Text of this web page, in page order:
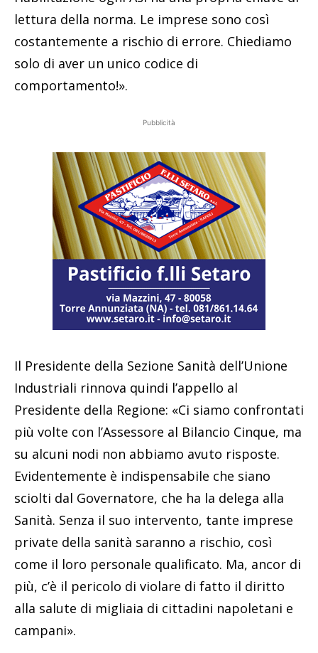
lettura della norma. Le imprese sono così
costantemente a rischio di errore. Chiediamo
solo di aver un unico codice di
comportamento!».
Pubblicità
Il Presidente della Sezione Sanità dell’Unione
Industriali rinnova quindi l’appello al
Presidente della Regione: «Ci siamo confrontati
più volte con l’Assessore al Bilancio Cinque, ma
su alcuni nodi non abbiamo avuto risposte.
Evidentemente è indispensabile che siano
sciolti dal Governatore, che ha la delega alla
Sanità. Senza il suo intervento, tante imprese
private della sanità saranno a rischio, così
come il loro personale qualificato. Ma, ancor di
più, c’è il pericolo di violare di fatto il diritto
alla salute di migliaia di cittadini napoletani e
campani».